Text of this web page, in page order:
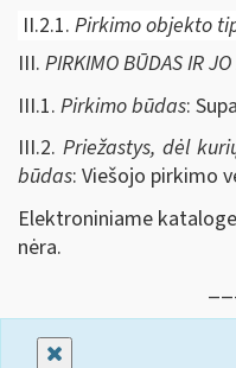
II.2.1. Pirkimo objekto
III. PIRKIMO BŪDAS IR
III.1. Pirkimo būdas:
III.2. Priežastys, dėl
būdas: Viešojo pirkimo
Elektroniniame
nėra.